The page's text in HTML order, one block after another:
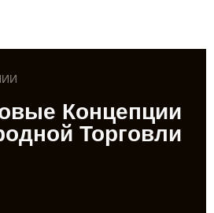
Концепции
Торговли